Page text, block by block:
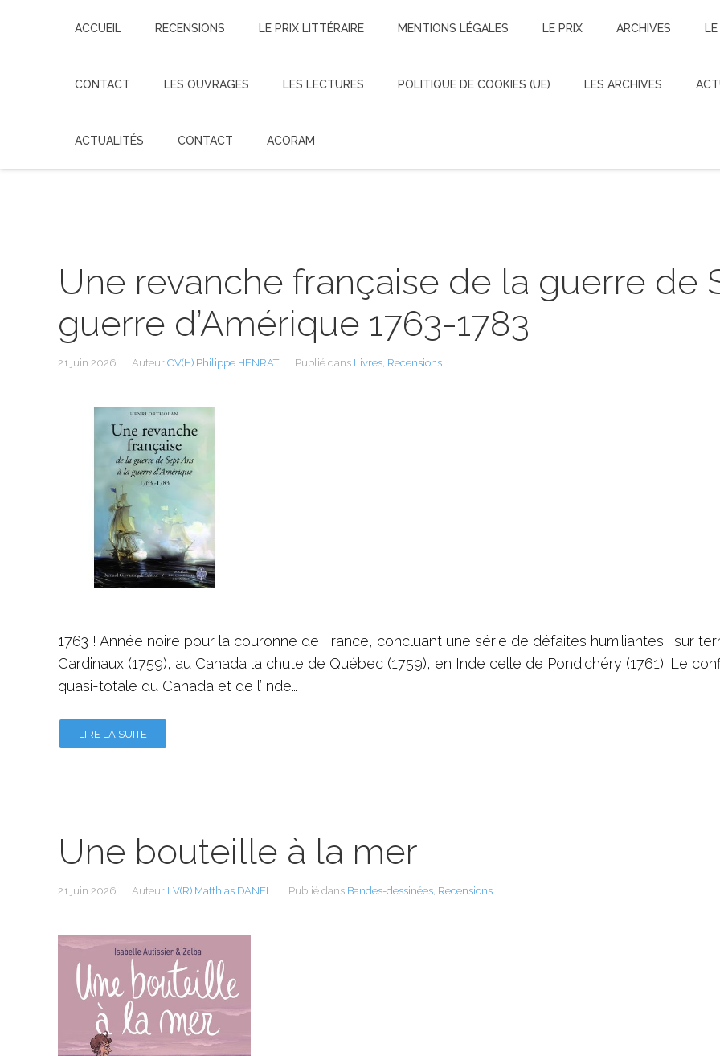
Une revanche française de la guerre de
guerre d’Amérique 1763-1783
21 juin 2026 Auteur CV(H) Philippe HENRAT Publié dans Livres, Recensions
1763 ! Année noire pour la couronne de France, concluant une série de défaites humiliantes : sur
Cardinaux (1759), au Canada la chute de Québec (1759), en Inde celle de Pondichéry (1761). Le
quasi-totale du Canada et de l’Inde…
LIRE LA SUITE
Une bouteille à la mer
21 juin 2026 Auteur LV(R) Matthias DANEL Publié dans Bandes-dessinées, Recensions
ACCUEIL RECENSIONS LE PRIX LITTÉRAIRE MENTIONS LÉGALES LE PRIX ARCHIVES
CONTACT LES OUVRAGES LES LECTURES POLITIQUE DE COOKIES (UE) LES ARCHIVES
ACTUALITÉS CONTACT ACORAM